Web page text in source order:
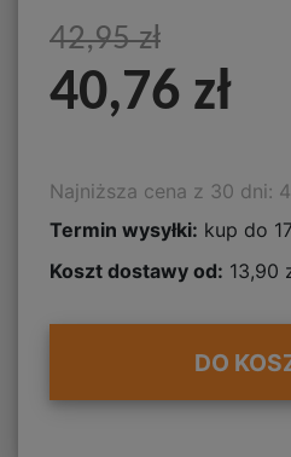
42,95 zł
40,76 zł
Najniższa cena z 30 dni:
Termin wysyłki: kup do
Koszt dostawy od: 13,90
DO